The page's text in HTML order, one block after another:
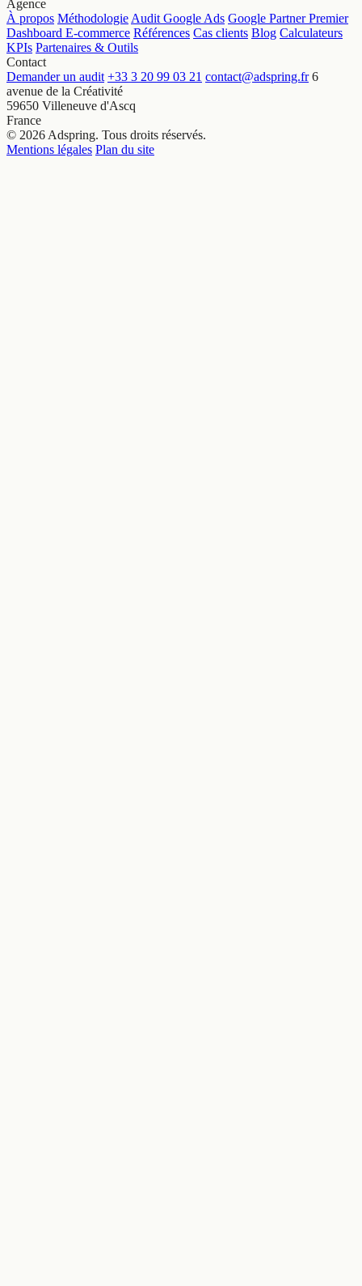
Agence
À propos MéthodologieAudit Google Ads Google Partner Premier
Dashboard E-commerce Références Cas clients Blog Calculateurs
KPIs Partenaires & Outils
Contact
Demander un audit +33 3 20 99 03 21 contact@adspring.fr 6
avenue de la Créativité
59650 Villeneuve d'Ascq
France
© 2026 Adspring. Tous droits réservés.
Mentions légales Plan du site